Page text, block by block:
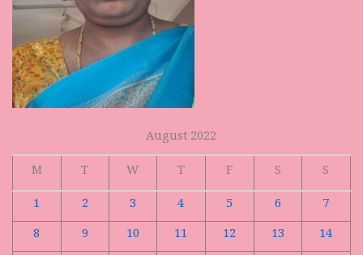
August 2022
M
T W T F S
S
1
2 3 4 5 6
7
8
9 10 11 12 13
14